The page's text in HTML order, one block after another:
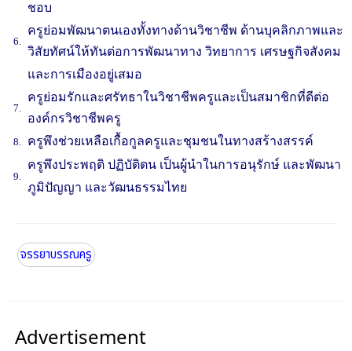
ชอบ
6.
ครูย่อมพัฒนาตนเองทั้งทางด้านวิชาชีพ ด้านบุคลิกภาพและ
วิสัยทัศน์ให้ทันต่อการพัฒนาทาง วิทยาการ เศรษฐกิจสังคม
และการเมืองอยู่เสมอ
7.
ครูย่อมรักและศรัทธาในวิชาชีพครูและเป็นสมาชิกที่ดีต่อ
องค์กรวิชาชีพครู
8. ครูพึงช่วยเหลือเกื้อกูลครูและชุมชนในทางสร้างสรรค์
9.
ครูพึงประพฤติ ปฏิบัติตน เป็นผู้นำในการอนุรักษ์ และพัฒนา
ภูมิปัญญา และวัฒนธรรมไทย
จรรยาบรรณครู
Advertisement